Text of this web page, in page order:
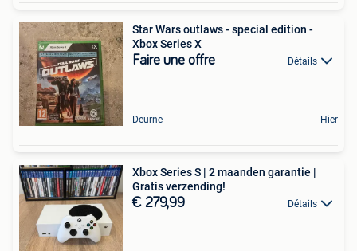
Star Wars outlaws - special edition -
Xbox Series X
Faire une offre Détails
Deurne Hier
Xbox Series S | 2 maanden garantie |
Gratis verzending!
€ 279,99 Détails